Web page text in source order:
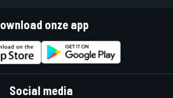
onze app
Social media